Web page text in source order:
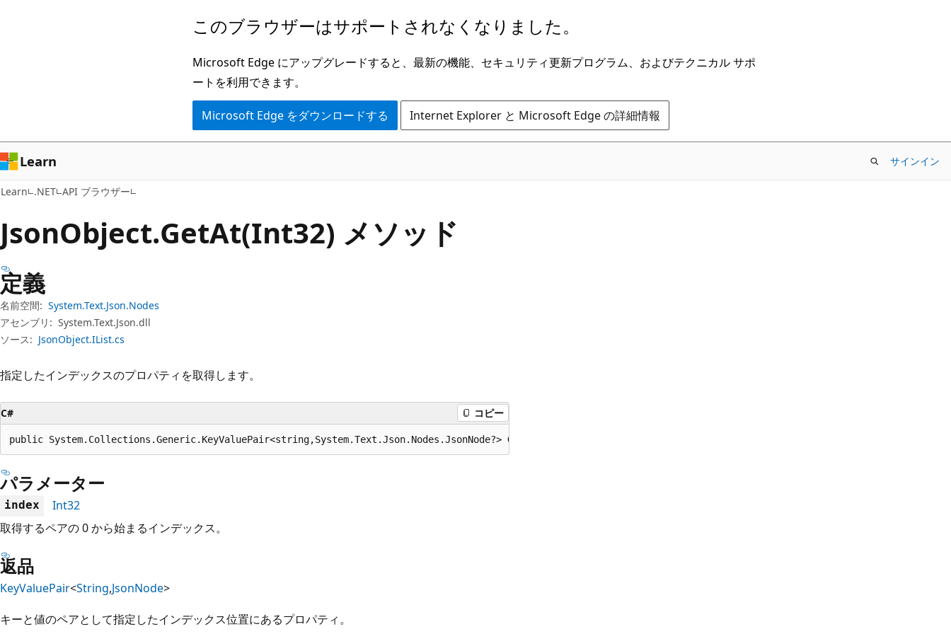
ン
ツ
に
ス
ッ
ゲ
ー
シ
ョ
に
キ
ッ
プ
このブラウザーはサポートされなくなりました。
Microsoft Edge にアップグレードすると、最新の機能、セキュリティ更新プログラム、およびテクニカル サポ
ートを利用できます。
Microsoft Edge をダウンロードする Internet Explorer と Microsoft Edge の詳細情報
Learn サインイン
Learn .NET API ブラウザー
JsonObject.GetAt(Int32) メソッド
定義
名前空間: System.Text.Json.Nodes
アセンブリ: System.Text.Json.dll
ソース: JsonObject.IList.cs
指定したインデックスのプロパティを取得します。
C# コピー
public System.Collections.Generic.KeyValuePair<string,System.Text.Json.Nodes.JsonNode?> GetAt(int index);
パラメーター
index
Int32
取得するペアの 0 から始まるインデックス。
返品
KeyValuePair<String,JsonNode>
キーと値のペアとして指定したインデックス位置にあるプロパティ。